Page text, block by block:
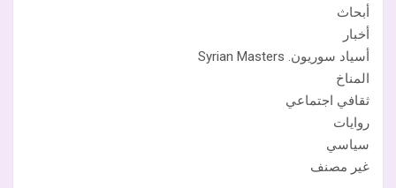
أبحاث
أخبار
أسياد سوريون. Syrian Masters
المناخ
ثقافي اجتماعي
روايات
سياسي
غير مصنف